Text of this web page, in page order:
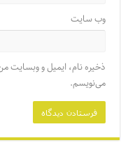
وب‌ سایت
ذخیره نام، ایمیل و وبسایت
می‌نویسم.